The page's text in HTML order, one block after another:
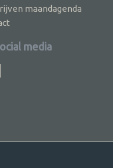
maandagenda
media